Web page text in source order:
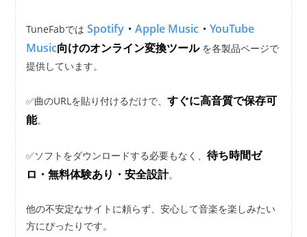
TuneFabではSpotify ・Apple Music ・YouTube
Music向けのオンライン変換ツールを各製品ページで
提供しています。
✅曲のURLを貼り付けるだけで、すぐに高音質で保存可
能。
✅ソフトをダウンロードする必要もなく、待ち時間ゼ
ロ・無料体験あり・安全設計。
他の不安定なサイトに頼らず、安心して音楽を楽しみたい
方にぴったりです。